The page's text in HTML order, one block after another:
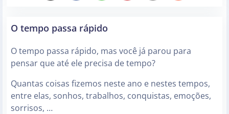
O tempo passa rápido
O tempo passa rápido, mas você já parou para
pensar que até ele precisa de tempo?
Quantas coisas fizemos neste ano e nestes tempos,
entre elas, sonhos, trabalhos, conquistas, emoções,
sorrisos, …